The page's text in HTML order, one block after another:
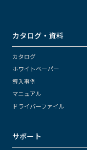
カタログ・資料
カタログ
ホワイトペーパー
導入事例
マニュアル
ドライバーファイル
サポート